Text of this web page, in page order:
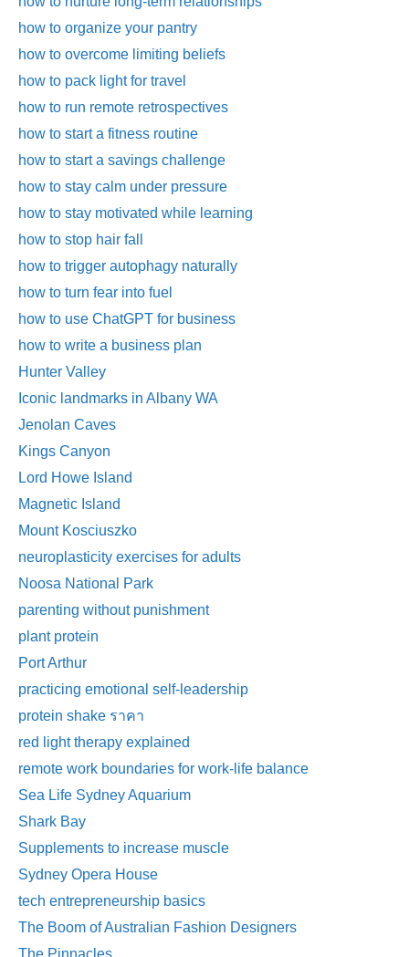
how to organize your pantry
how to overcome limiting beliefs
how to pack light for travel
how to run remote retrospectives
how to start a fitness routine
how to start a savings challenge
how to stay calm under pressure
how to stay motivated while learning
how to stop hair fall
how to trigger autophagy naturally
how to turn fear into fuel
how to use ChatGPT for business
how to write a business plan
Hunter Valley
Iconic landmarks in Albany WA
Jenolan Caves
Kings Canyon
Lord Howe Island
Magnetic Island
Mount Kosciuszko
neuroplasticity exercises for adults
Noosa National Park
parenting without punishment
plant protein
Port Arthur
practicing emotional self-leadership
protein shake ราคา
red light therapy explained
remote work boundaries for work-life balance
Sea Life Sydney Aquarium
Shark Bay
Supplements to increase muscle
Sydney Opera House
tech entrepreneurship basics
The Boom of Australian Fashion Designers
The Pinnacles